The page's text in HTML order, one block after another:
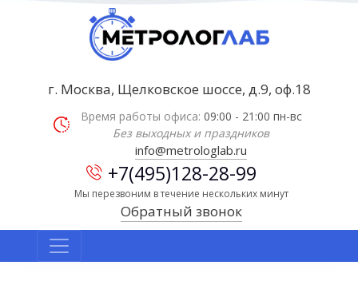
г. Москва, Щелковское шоссе, д.9, оф.18
Время работы офиса: 09:00 - 21:00 пн-вс
Без выходных и праздников
info@metrologlab.ru
+7(495)128-28-99
Мы перезвоним в течение нескольких минут
Обратный звонок